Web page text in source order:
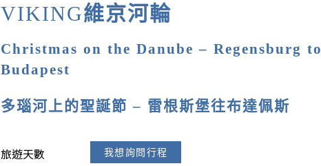
VIKING維京河輪
Christmas on the Danube – Regensburg to
Budapest
多瑙河上的聖誕節 – 雷根斯堡往布達佩斯
旅遊天數 我想詢問行程